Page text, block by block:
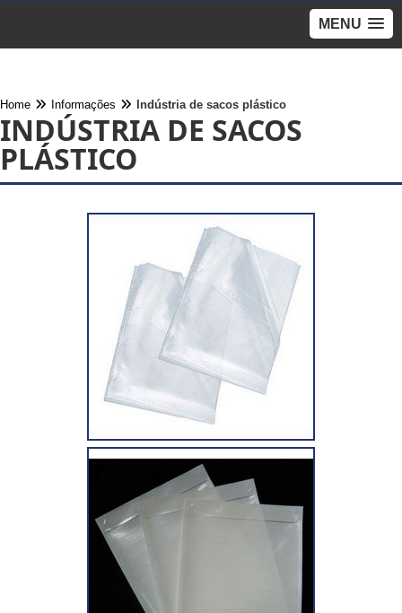
MENU
Home Informações Indústria de sacos plástico
INDÚSTRIA DE SACOS
PLÁSTICO